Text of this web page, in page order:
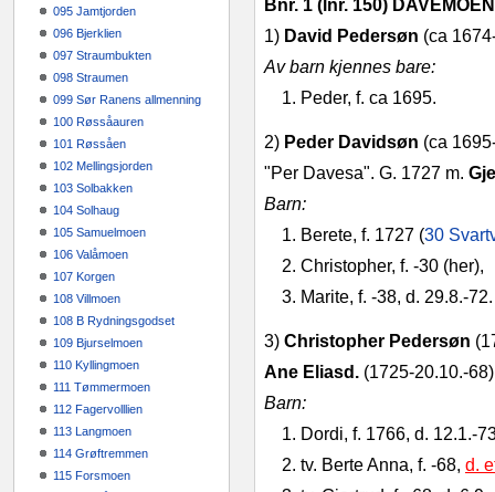
095 Jamtjorden
096 Bjerklien
097 Straumbukten
098 Straumen
099 Sør Ranens allmenning
100 Røssåauren
101 Røssåen
102 Mellingsjorden
103 Solbakken
104 Solhaug
105 Samuelmoen
106 Valåmoen
107 Korgen
108 Villmoen
108 B Rydningsgodset
109 Bjurselmoen
110 Kyllingmoen
111 Tømmermoen
112 Fagervolllien
113 Langmoen
114 Grøftremmen
115 Forsmoen
Bnr. 1 (lnr. 150)
1) David Pedersøn (ca
Av barn kjennes bare:
1. Peder, f. ca 1695.
2) Peder Davidsøn (ca
"Per Davesa". G. 1727 m.
Barn:
1. Berete, f. 1727 (30
2. Christopher, f. -30 (her),
3. Marite, f. -38, d. 29.8.-72.
3) Christopher Pedersøn
Ane Eliasd. (1725-20.10.-
Barn:
1. Dordi, f. 1766, d. 12.1.-
2. tv. Berte Anna, f. -68, d.